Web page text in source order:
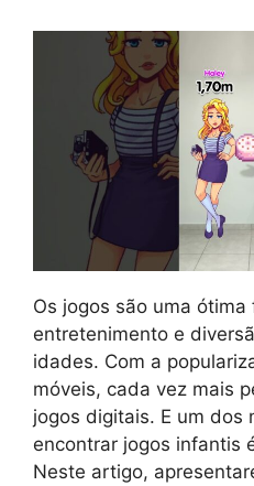
Os jogos são uma ótima
entretenimento e
idades. Com a
móveis, cada vez mais
jogos digitais. E um dos
encontrar jogos infantis
Neste artigo,